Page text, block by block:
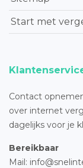
Start met
Contact
over internet
dagelijks voor je
Bereikbaar
Mail: